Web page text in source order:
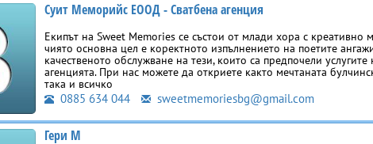
Суит Меморийс ЕООД - Сватбена агенция
Екипът на Sweet Memories се състои от млади хора с креативно
чиято основна цел е коректното изпълнението на поетите
качественото обслужване на тези, които са предпочели услугите
агенцията. При нас можете да откриете както мечтаната
така и всичко
0885 634 044 sweetmemoriesbg@gmail.com
Гери М